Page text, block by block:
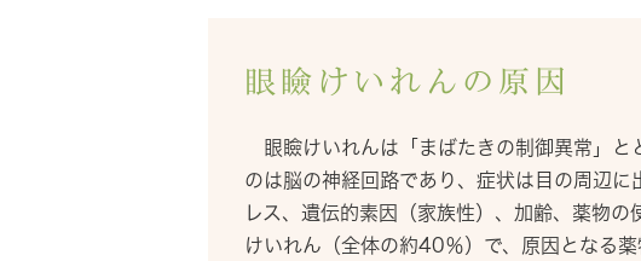
眼瞼けいれんの原因
眼瞼けいれんは「まばたきの制御異常」と
のは脳の神経回路であり、症状は目の周辺
レス、遺伝的素因（家族性）、加齢、薬物
けいれん（全体の約40％）で、原因となる